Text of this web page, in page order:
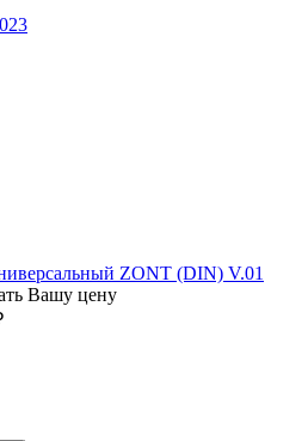
ZONT (DIN) V.01
Вашу цену